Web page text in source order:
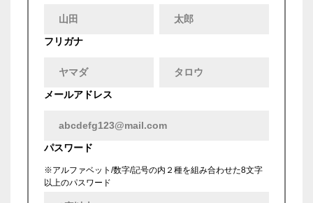
フリガナ
メールアドレス
パスワード
※アルファベット/数字/記号の内２種を組み合わせた8文字
以上のパスワード